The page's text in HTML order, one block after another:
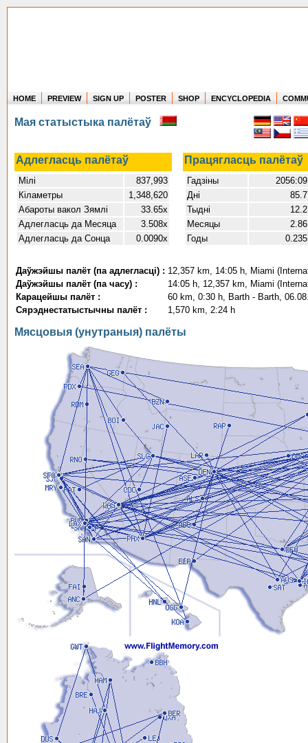
Where in the world have you flown?
How long have you been in the air?
Create your own FlightMemory and see!
HOME PREVIEW SIGN UP POSTER SHOP ENCYCLOPEDIA
Мая статыстыка палётаў
Адлегласць палётаў Працягласць палётаў
Мілі
837,993
Кіламетры
1,348,620
Абароты вакол Зямлі
33.65x
Адлегласць да Месяца
3.508x
Адлегласць да Сонца
0.0090x
Гадзіны
2056:09
Дні
85.7
Тыдні
12.2
Месяцы
2.86
Годы
0.235
Даўжэйшы палёт (па адлегласці) : 12,357 km, 14:05 h, Miami
Даўжэйшы палёт (па часу) :
14:05 h, 12,357 km, Miami
Карацейшы палёт :
60 km, 0:30 h, Barth - Barth,
Сярэднестатыстычны палёт :
1,570 km, 2:24 h
Мясцовыя (унутраныя) палёты